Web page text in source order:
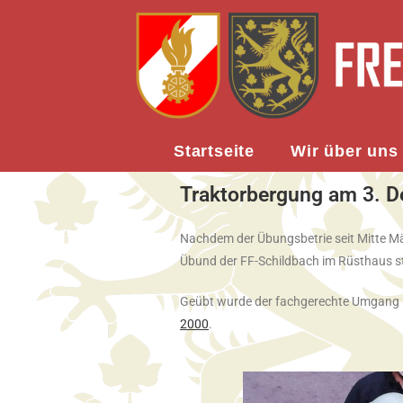
Startseite Wir über uns
Traktorbergung am 3.
Nachdem der Übungsbetrie seit Mitte
Übund der FF-Schildbach im Rüsthaus
Geübt wurde der fachgerechte
2000.